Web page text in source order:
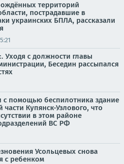
территорий
пострадавшие в
украинских БПЛА, рассказали
Уходя с должности главы
Беседин рассыпался
с помощью беспилотника здание
части Купянск-Узлового, что
в этом районе
ВС РФ
Усольцевых снова
с ребенком